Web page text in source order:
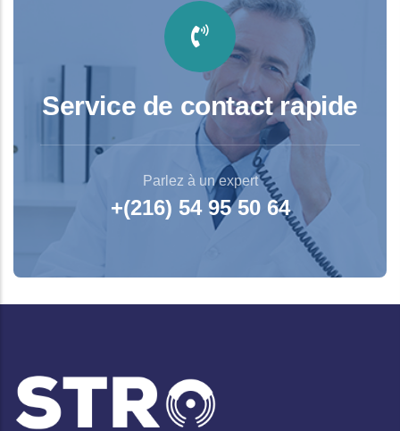
Service de contact rapide
Parlez à un expert
+(216) 54 95 50 64